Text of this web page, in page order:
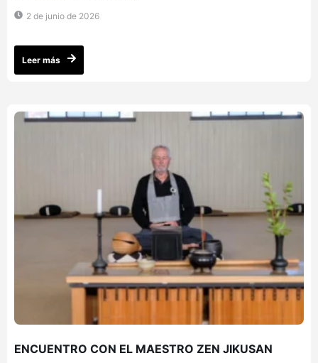
2 de junio de 2026
Leer más
ENCUENTRO CON EL MAESTRO ZEN JIKUSAN